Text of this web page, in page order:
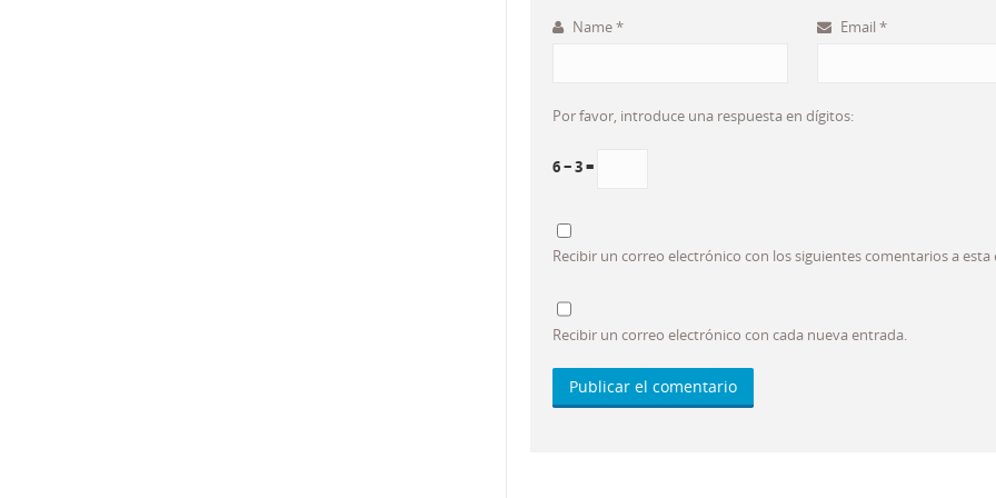
Name* Email *
Por favor, introduce una respuesta en dígitos:
6 − 3 =
Recibir un correo electrónico con los siguientes comentarios a esta
Recibir un correo electrónico con cada nueva entrada.